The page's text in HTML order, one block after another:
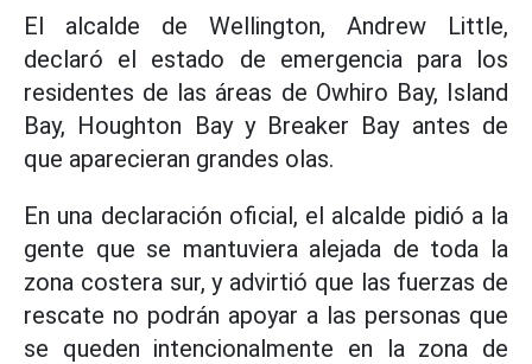
El alcalde de Wellington, Andrew Little,
declaró el estado de emergencia para los
residentes de las áreas de Owhiro Bay, Island
Bay, Houghton Bay y Breaker Bay antes de
que aparecieran grandes olas.
En una declaración oficial, el alcalde pidió a la
gente que se mantuviera alejada de toda la
zona costera sur, y advirtió que las fuerzas de
rescate no podrán apoyar a las personas que
se queden intencionalmente en la zona de